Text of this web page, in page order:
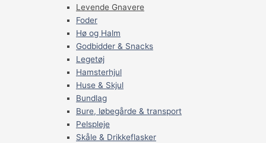
Levende Gnavere
Foder
Hø og Halm
Godbidder & Snacks
Legetøj
Hamsterhjul
Huse & Skjul
Bundlag
Bure, løbegårde & transport
Pelspleje
Skåle & Drikkeflasker